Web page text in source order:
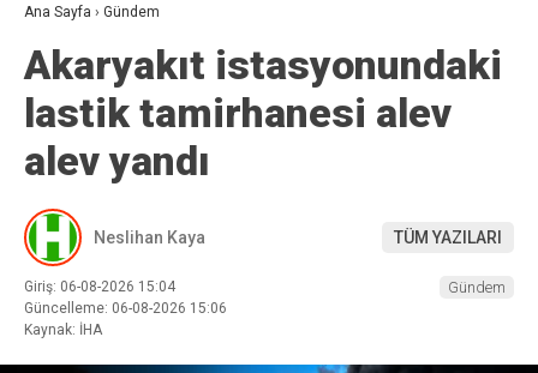
Ana Sayfa › Gündem
Akaryakıt istasyonundaki
lastik tamirhanesi alev
alev yandı
Neslihan Kaya TÜM YAZILARI
Giriş: 06-08-2026 15:04
Güncelleme: 06-08-2026 15:06
Kaynak: İHA
Gündem